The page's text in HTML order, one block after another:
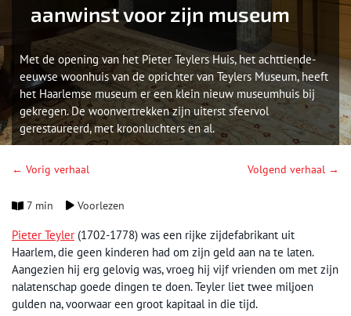
aanwinst voor zijn museum
Met de opening van het Pieter Teylers Huis, het achttiende-
eeuwse woonhuis van de oprichter van Teylers Museum, heeft
het Haarlemse museum er een klein nieuw museumhuis bij
gekregen. De woonvertrekken zijn uiterst sfeervol
gerestaureerd, met kroonluchters en al.
← Vorig verhaal Volgend verhaal →
7 min Voorlezen
Pieter Teyler (1702-1778) was een rijke zijdefabrikant uit
Haarlem, die geen kinderen had om zijn geld aan na te laten.
Aangezien hij erg gelovig was, vroeg hij vijf vrienden om met zijn
nalatenschap goede dingen te doen. Teyler liet twee miljoen
gulden na, voorwaar een groot kapitaal in die tijd.